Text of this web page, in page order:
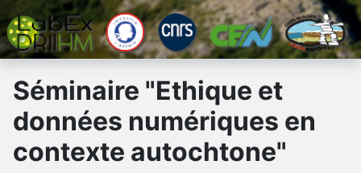
Séminaire "Ethique et
données numériques en
contexte autochtone"